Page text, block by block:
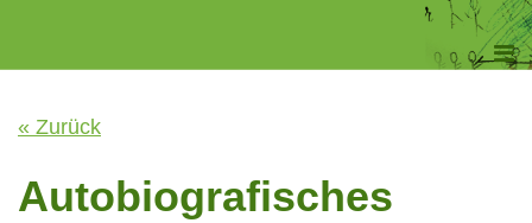
« Zurück
Autobiografisches